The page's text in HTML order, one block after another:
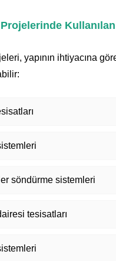
yapının ihtiyacına
söndürme sistemleri
tesisatları